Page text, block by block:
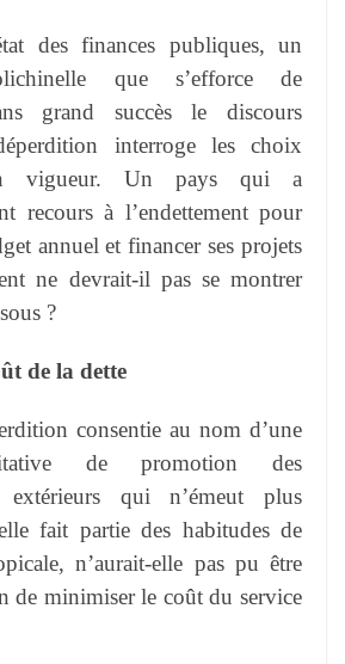
des finances publiques, un
que s’efforce de
grand succès le discours
interroge les choix
vigueur. Un pays qui a
recours à l’endettement pour
annuel et financer ses projets
ne devrait-il pas se montrer
?
de la dette
consentie au nom d’une
de promotion des
extérieurs qui n’émeut plus
fait partie des habitudes de
n’aurait-elle pas pu être
de minimiser le coût du service